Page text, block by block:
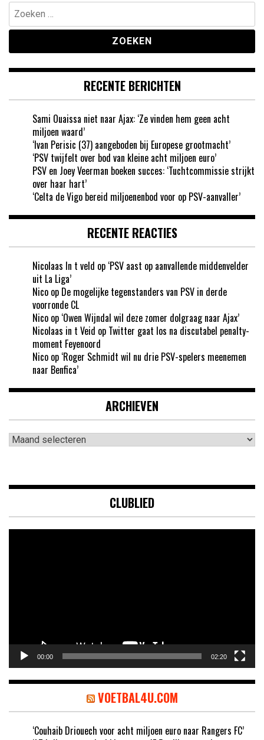
Zoeken
naar:
RECENTE BERICHTEN
Sami Ouaissa niet naar Ajax: ‘Ze vinden hem geen acht
miljoen waard’
‘Ivan Perisic (37) aangeboden bij Europese grootmacht’
‘PSV twijfelt over bod van kleine acht miljoen euro’
PSV en Joey Veerman boeken succes: ‘Tuchtcommissie strijkt
over haar hart’
‘Celta de Vigo bereid miljoenenbod voor op PSV-aanvaller’
RECENTE REACTIES
Nicolaas In t veld op ‘PSV aast op aanvallende middenvelder
uit La Liga’
Nico op De mogelijke tegenstanders van PSV in derde
voorronde CL
Nico op ‘Owen Wijndal wil deze zomer dolgraag naar Ajax’
Nicolaas in t Veid op Twitter gaat los na discutabel penalty-
moment Feyenoord
Nico op ‘Roger Schmidt wil nu drie PSV-spelers meenemen
naar Benfica’
ARCHIEVEN
Archieven
CLUBLIED
00:00 02:20
VOETBAL4U.COM
‘Couhaib Driouech voor acht miljoen euro naar Rangers FC’